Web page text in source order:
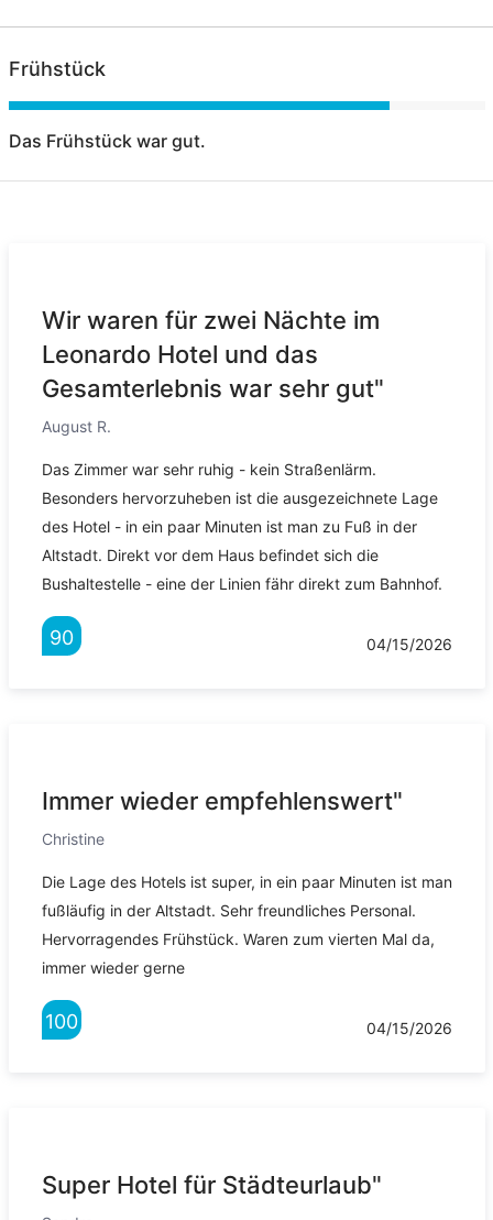
Frühstück
Das Frühstück war gut.
Wir waren für zwei Nächte im
Leonardo Hotel und das
Gesamterlebnis war sehr gut"
August R.
Das Zimmer war sehr ruhig - kein Straßenlärm.
Besonders hervorzuheben ist die ausgezeichnete Lage
des Hotel - in ein paar Minuten ist man zu Fuß in der
Altstadt. Direkt vor dem Haus befindet sich die
Bushaltestelle - eine der Linien fähr direkt zum Bahnhof.
90 04/15/2026
Immer wieder empfehlenswert"
Christine
Die Lage des Hotels ist super, in ein paar Minuten ist man
fußläufig in der Altstadt. Sehr freundliches Personal.
Hervorragendes Frühstück. Waren zum vierten Mal da,
immer wieder gerne
100 04/15/2026
Super Hotel für Städteurlaub"